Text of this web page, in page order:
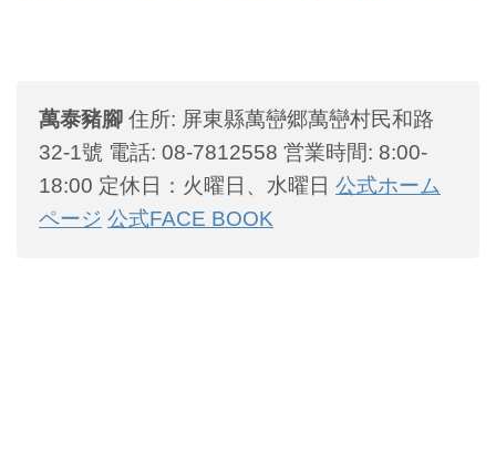
萬泰豬腳 住所: 屏東縣萬巒郷萬巒村民和路
32-1號 電話: 08-7812558 営業時間: 8:00-
18:00 定休日：火曜日、水曜日 公式ホーム
ページ 公式FACE BOOK